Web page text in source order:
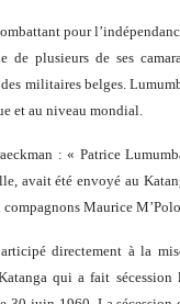
pour
plusieurs de ses
militaires belges.
et au niveau mondial.
: « Patrice
avait été envoyé au
Maurice
directement à la
qui a fait